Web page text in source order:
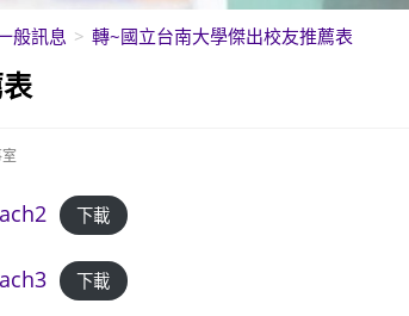
般訊息 > 轉~國立台南大學傑出校友推薦表
下載
下載